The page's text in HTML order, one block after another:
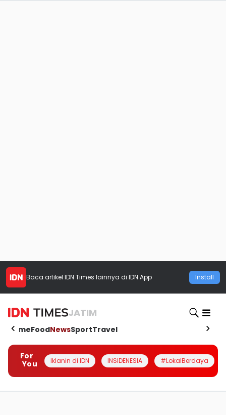
Baca artikel IDN Times lainnya di IDN App Install
JATIM
HomeFoodNewsSportTravel
For
You
Iklanin di IDN INSIDENESIA #LokalBerdaya